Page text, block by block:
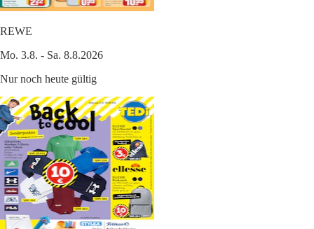
REWE
Mo. 3.8. - Sa. 8.8.2026
Nur noch heute gültig